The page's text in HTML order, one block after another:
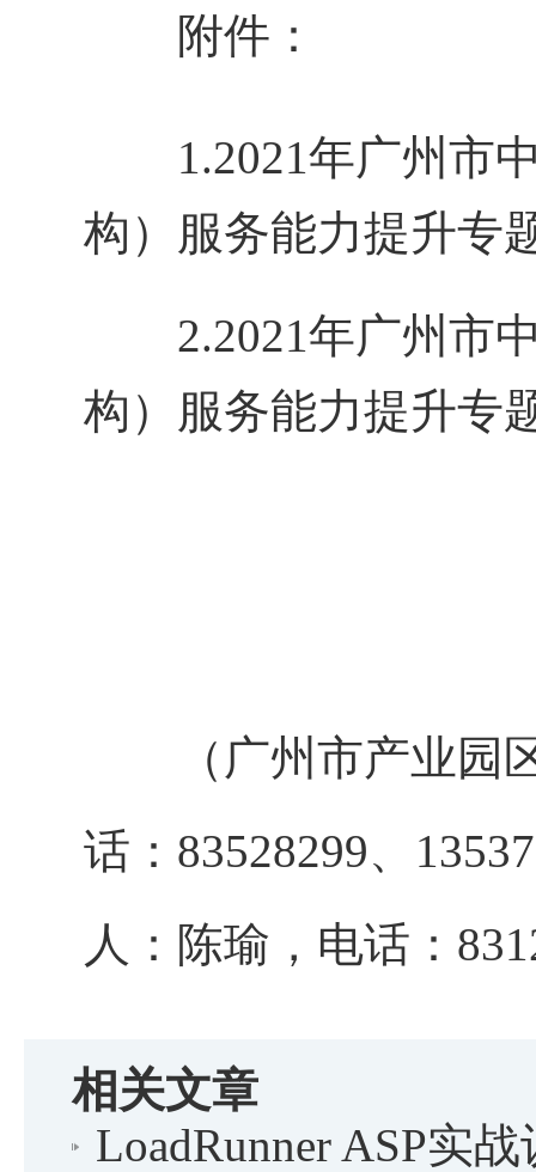
附件：
1.2021年广州市
构）服务能力提升专
2.2021年广州市
构）服务能力提升专
（广州市产业园区
话：83528299、
人：陈瑜，电话：
相关文章
LoadRunner ASP实